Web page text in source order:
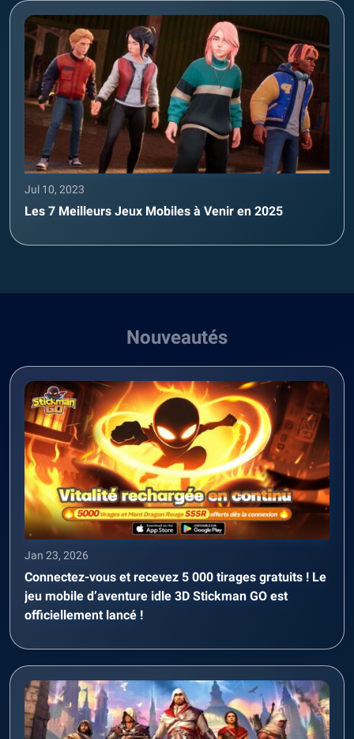
Jul 10, 2023
Les 7 Meilleurs Jeux Mobiles à Venir en 2025
Nouveautés
Jan 23, 2026
Connectez-vous et recevez 5 000 tirages gratuits ! Le
jeu mobile d’aventure idle 3D Stickman GO est
officiellement lancé !